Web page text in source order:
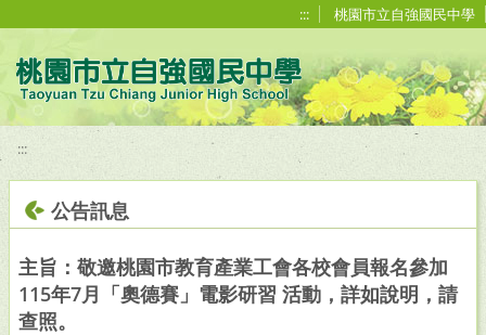
::: 桃園市立自強國民中學
:::
公告訊息
主旨：敬邀桃園市教育產業工會各校會員報名參加
115年7月「奧德賽」電影研習 活動，詳如說明，請
查照。